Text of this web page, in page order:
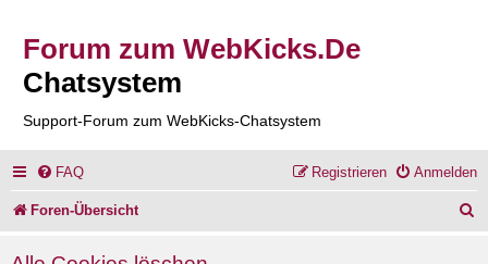
Forum zum WebKicks.De
Chatsystem
Support-Forum zum WebKicks-Chatsystem
FAQ Anmelden
Registrieren
Foren-Übersicht